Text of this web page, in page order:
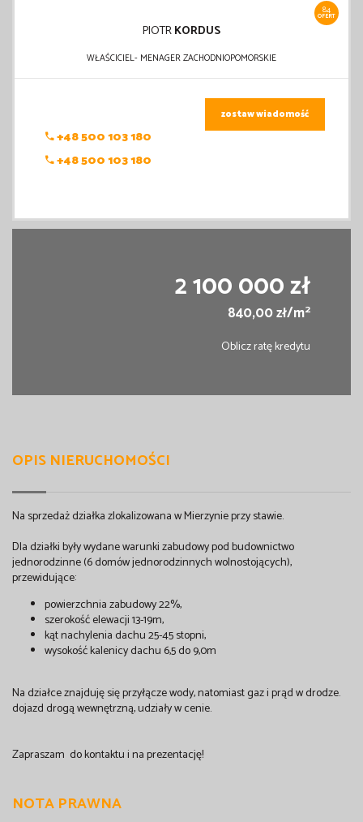
84
OFERT
PIOTRKORDUS
WŁAŚCICIEL- MENAGER ZACHODNIOPOMORSKIE
+48 500 103 180
+48 500 103 180
zostaw wiadomość
2 100 000 zł
840,00 zł/m2
Oblicz ratę kredytu
OPIS NIERUCHOMOŚCI
Na sprzedaż działka zlokalizowana w Mierzynie przy stawie.
Dla działki były wydane warunki zabudowy pod budownictwo
jednorodzinne (6 domów jednorodzinnych wolnostojących),
przewidujące:
powierzchnia zabudowy 22%,
szerokość elewacji 13-19m,
kąt nachylenia dachu 25-45 stopni,
wysokość kalenicy dachu 6,5 do 9,0m
Na działce znajduję się przyłącze wody, natomiast gaz i prąd w drodze.
dojazd drogą wewnętrzną, udziały w cenie.
Zapraszam do kontaktu i na prezentację!
NOTA PRAWNA